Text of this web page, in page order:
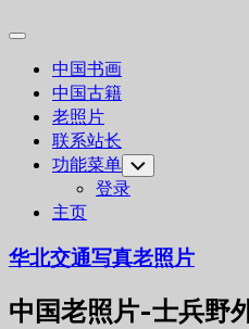
Expand
中国书画
中国古籍
老照片
联系站长
功能菜单 Toggle
Child
Menu
登录
主页
华北交通写真老照片
中国老照片-士兵野